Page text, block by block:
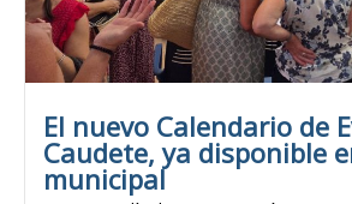
El nuevo Calendario de
Caudete, ya disponible
municipal